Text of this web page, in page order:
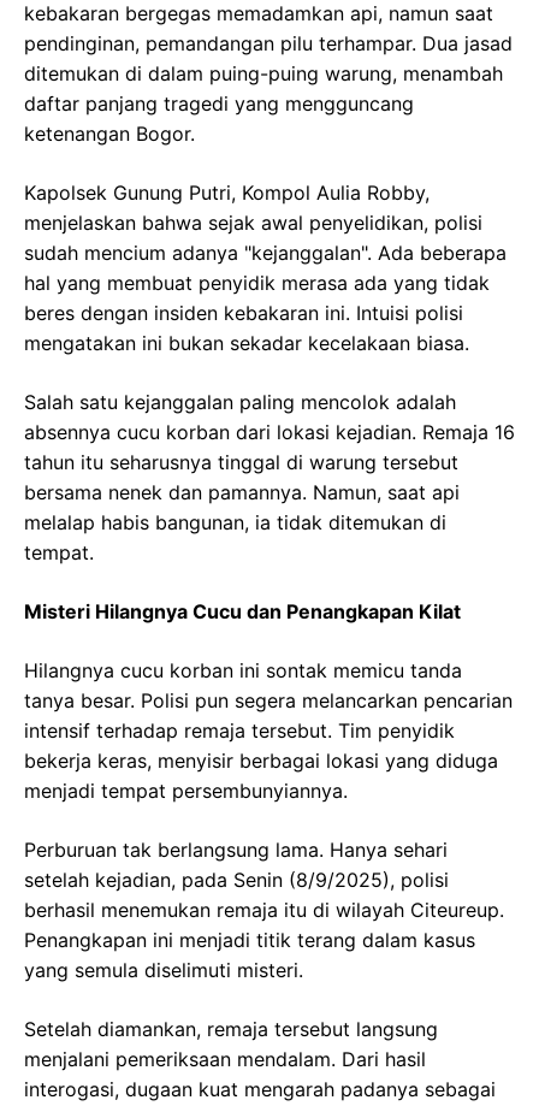
kebakaran bergegas memadamkan api, namun saat
pendinginan, pemandangan pilu terhampar. Dua jasad
ditemukan di dalam puing-puing warung, menambah
daftar panjang tragedi yang mengguncang
ketenangan Bogor.
Kapolsek Gunung Putri, Kompol Aulia Robby,
menjelaskan bahwa sejak awal penyelidikan, polisi
sudah mencium adanya "kejanggalan". Ada beberapa
hal yang membuat penyidik merasa ada yang tidak
beres dengan insiden kebakaran ini. Intuisi polisi
mengatakan ini bukan sekadar kecelakaan biasa.
Salah satu kejanggalan paling mencolok adalah
absennya cucu korban dari lokasi kejadian. Remaja 16
tahun itu seharusnya tinggal di warung tersebut
bersama nenek dan pamannya. Namun, saat api
melalap habis bangunan, ia tidak ditemukan di
tempat.
Misteri Hilangnya Cucu dan Penangkapan Kilat
Hilangnya cucu korban ini sontak memicu tanda
tanya besar. Polisi pun segera melancarkan pencarian
intensif terhadap remaja tersebut. Tim penyidik
bekerja keras, menyisir berbagai lokasi yang diduga
menjadi tempat persembunyiannya.
Perburuan tak berlangsung lama. Hanya sehari
setelah kejadian, pada Senin (8/9/2025), polisi
berhasil menemukan remaja itu di wilayah Citeureup.
Penangkapan ini menjadi titik terang dalam kasus
yang semula diselimuti misteri.
Setelah diamankan, remaja tersebut langsung
menjalani pemeriksaan mendalam. Dari hasil
interogasi, dugaan kuat mengarah padanya sebagai